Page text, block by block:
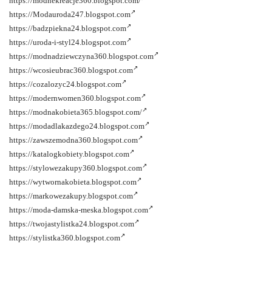
https://Modauroda247.blogspot.com
https://badzpiekna24.blogspot.com
https://uroda-i-styl24.blogspot.com
https://modnadziewczyna360.blogspot.com
https://wcosieubrac360.blogspot.com
https://cozalozyc24.blogspot.com
https://modernwomen360.blogspot.com
https://modnakobieta365.blogspot.com/
https://modadlakazdego24.blogspot.com
https://zawszemodna360.blogspot.com
https://katalogkobiety.blogspot.com
https://stylowezakupy360.blogspot.com
https://wytwornakobieta.blogspot.com
https://markowezakupy.blogspot.com
https://moda-damska-meska.blogspot.com
https://twojastylistka24.blogspot.com
https://stylistka360.blogspot.com